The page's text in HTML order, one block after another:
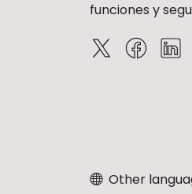
funciones y
Other